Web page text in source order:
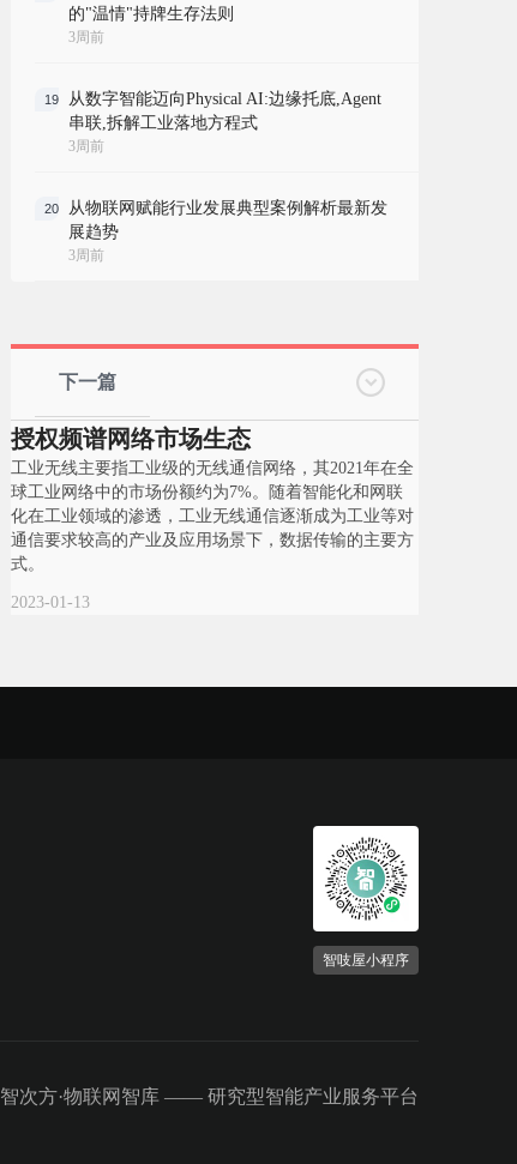
的"温情"持牌生存法则
3周前
19
从数字智能迈向Physical AI:边缘托底,Agent
串联,拆解工业落地方程式
3周前
20
从物联网赋能行业发展典型案例解析最新发
展趋势
3周前
下一篇
授权频谱网络市场生态
工业无线主要指工业级的无线通信网络，其2021年在全
球工业网络中的市场份额约为7%。随着智能化和网联
化在工业领域的渗透，工业无线通信逐渐成为工业等对
通信要求较高的产业及应用场景下，数据传输的主要方
式。
2023-01-13
智吱屋小程序
智次方·物联网智库 —— 研究型智能产业服务平台